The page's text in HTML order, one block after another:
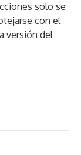
solo se
con el
versión del